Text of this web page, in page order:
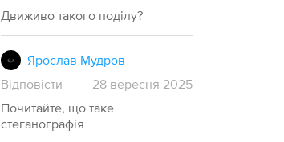
Движиво такого поділу?
Ярослав Мудров
Відповісти
28 вересня 2025
Почитайте, що таке
стеганографія